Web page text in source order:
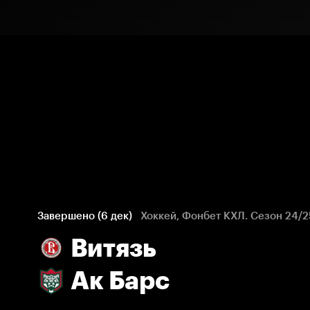
Завершено (6 дек) Хоккей, Фонбет КХЛ. Сезон 24/
Витязь
Ак Барс